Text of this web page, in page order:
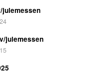
julemessen